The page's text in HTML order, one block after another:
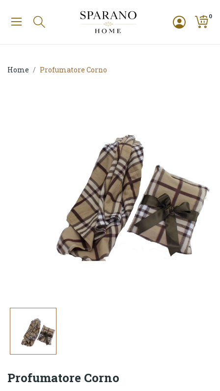
0
Home Profumatore Corno
Profumatore Corno